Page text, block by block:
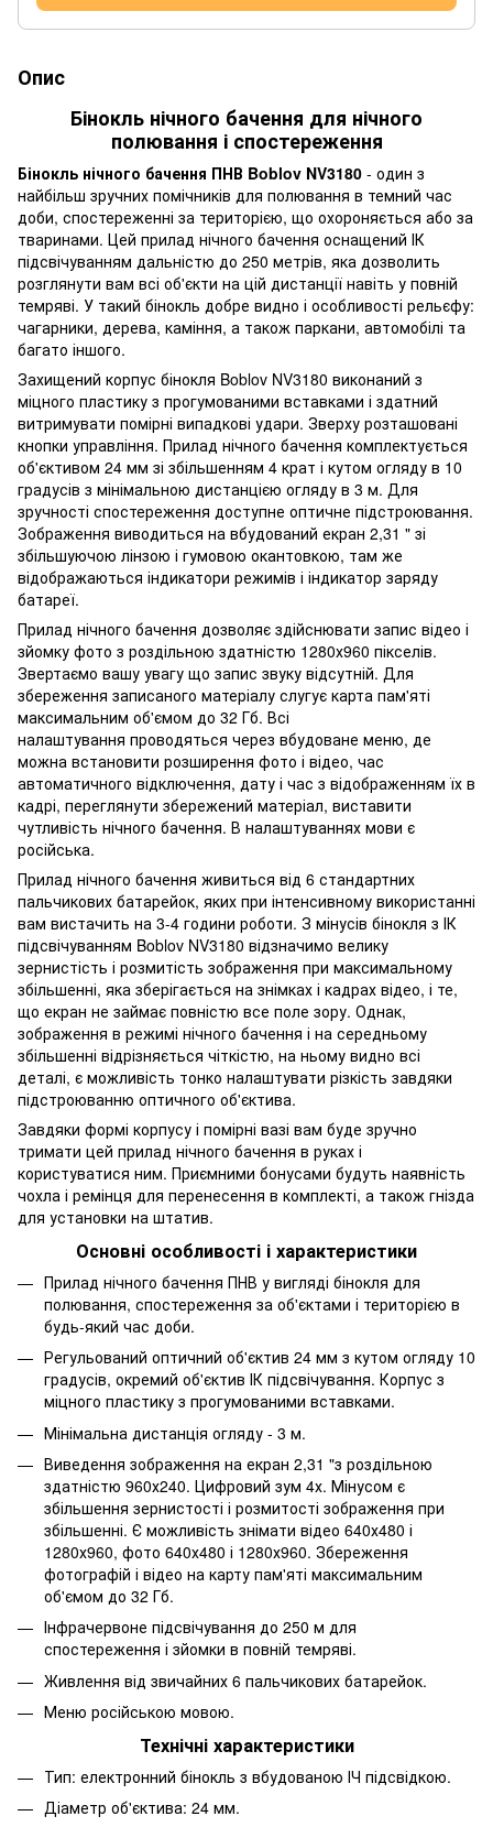
Опис
Бінокль нічного бачення для нічного
полювання і спостереження
Бінокль нічного бачення ПНВ Boblov NV3180 - один з
найбільш зручних помічників для полювання в темний час
доби, спостереженні за територією, що охороняється або за
тваринами. Цей прилад нічного бачення оснащений ІК
підсвічуванням дальністю до 250 метрів, яка дозволить
розглянути вам всі об'єкти на цій дистанції навіть у повній
темряві. У такий бінокль добре видно і особливості рельєфу:
чагарники, дерева, каміння, а також паркани, автомобілі та
багато іншого.
Захищений корпус бінокля Boblov NV3180 виконаний з
міцного пластику з прогумованими вставками і здатний
витримувати помірні випадкові удари. Зверху розташовані
кнопки управління. Прилад нічного бачення комплектується
об'єктивом 24 мм зі збільшенням 4 крат і кутом огляду в 10
градусів з мінімальною дистанцією огляду в 3 м. Для
зручності спостереження доступне оптичне підстроювання.
Зображення виводиться на вбудований екран 2,31 " зі
збільшуючою лінзою і гумовою окантовкою, там же
відображаються індикатори режимів і індикатор заряду
батареї.
Прилад нічного бачення дозволяє здійснювати запис відео і
зйомку фото з роздільною здатністю 1280х960 пікселів.
Звертаємо вашу увагу що запис звуку відсутній. Для
збереження записаного матеріалу слугує карта пам'яті
максимальним об'ємом до 32 Гб. Всі
налаштування проводяться через вбудоване меню, де
можна встановити розширення фото і відео, час
автоматичного відключення, дату і час з відображенням їх в
кадрі, переглянути збережений матеріал, виставити
чутливість нічного бачення. В налаштуваннях мови є
російська.
Прилад нічного бачення живиться від 6 стандартних
пальчикових батарейок, яких при інтенсивному використанні
вам вистачить на 3-4 години роботи. З мінусів бінокля з ІК
підсвічуванням Boblov NV3180 відзначимо велику
зернистість і розмитість зображення при максимальному
збільшенні, яка зберігається на знімках і кадрах відео, і те,
що екран не займає повністю все поле зору. Однак,
зображення в режимі нічного бачення і на середньому
збільшенні відрізняється чіткістю, на ньому видно всі
деталі, є можливість тонко налаштувати різкість завдяки
підстроюванню оптичного об'єктива.
Завдяки формі корпусу і помірні вазі вам буде зручно
тримати цей прилад нічного бачення в руках і
користуватися ним. Приємними бонусами будуть наявність
чохла і ремінця для перенесення в комплекті, а також гнізда
для установки на штатив.
Основні особливості і характеристики
Прилад нічного бачення ПНВ у вигляді бінокля для
полювання, спостереження за об'єктами і територією в
будь-який час доби.
Регульований оптичний об'єктив 24 мм з кутом огляду 10
градусів, окремий об'єктив ІК підсвічування. Корпус з
міцного пластику з прогумованими вставками.
Мінімальна дистанція огляду - 3 м.
Виведення зображення на екран 2,31 "з роздільною
здатністю 960х240. Цифровий зум 4х. Мінусом є
збільшення зернистості і розмитості зображення при
збільшенні. Є можливість знімати відео 640х480 і
1280х960, фото 640х480 і 1280х960. Збереження
фотографій і відео на карту пам'яті максимальним
об'ємом до 32 Гб.
Інфрачервоне підсвічування до 250 м для
спостереження і зйомки в повній темряві.
Живлення від звичайних 6 пальчикових батарейок.
Меню російською мовою.
Технічні характеристики
Тип: електронний бінокль з вбудованою ІЧ підсвідкою.
Діаметр об'єктива: 24 мм.